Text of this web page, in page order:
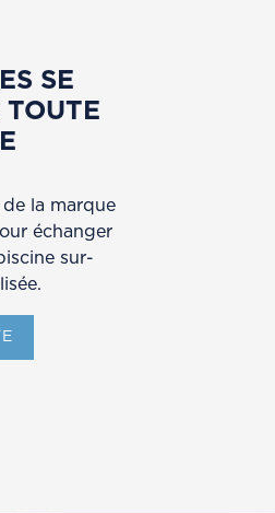
SE
TOUTE
de la marque
échanger
sur-